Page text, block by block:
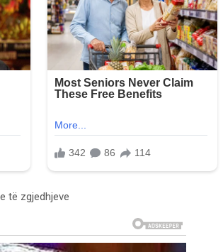
të zgjedhjeve